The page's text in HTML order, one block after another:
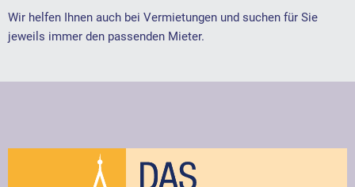
Wir helfen Ihnen auch bei Vermietungen und suchen für Sie
jeweils immer den passenden Mieter.